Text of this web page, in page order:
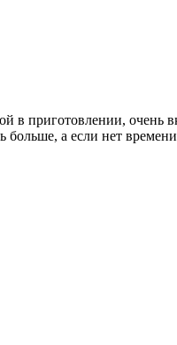
в приготовлении, очень
больше, а если нет